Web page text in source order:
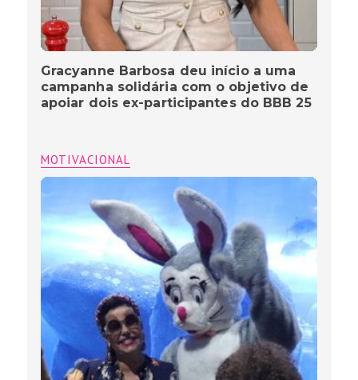
Gracyanne Barbosa deu início a uma
campanha solidária com o objetivo de
apoiar dois ex-participantes do BBB 25
MOTIVACIONAL